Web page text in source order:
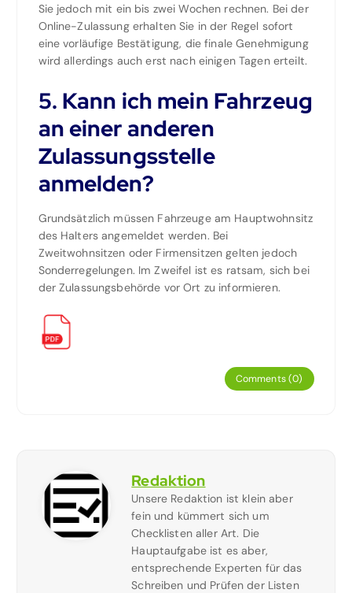
Sie jedoch mit ein bis zwei Wochen rechnen. Bei der
Online-Zulassung erhalten Sie in der Regel sofort
eine vorläufige Bestätigung, die finale Genehmigung
wird allerdings auch erst nach einigen Tagen erteilt.
5. Kann ich mein Fahrzeug
an einer anderen
Zulassungsstelle
anmelden?
Grundsätzlich müssen Fahrzeuge am Hauptwohnsitz
des Halters angemeldet werden. Bei
Zweitwohnsitzen oder Firmensitzen gelten jedoch
Sonderregelungen. Im Zweifel ist es ratsam, sich bei
der Zulassungsbehörde vor Ort zu informieren.
Comments (0)
Redaktion
Unsere Redaktion ist klein aber
fein und kümmert sich um
Checklisten aller Art. Die
Hauptaufgabe ist es aber,
entsprechende Experten für das
Schreiben und Prüfen der Listen